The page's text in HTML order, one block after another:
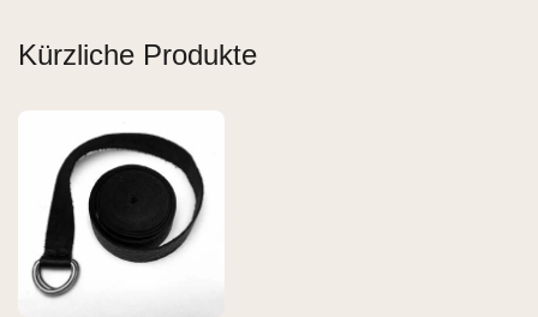
Kürzliche Produkte